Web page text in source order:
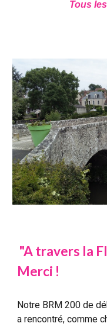
Tous
"A travers la
Merci !
Notre BRM 200 de
a rencontré, comme